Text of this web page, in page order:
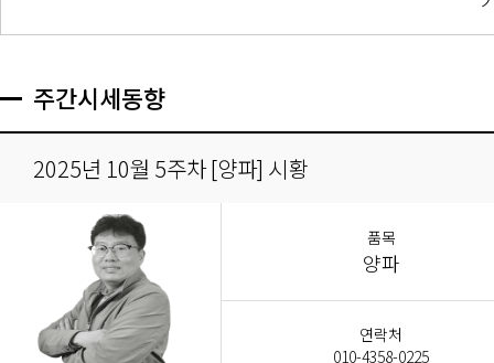
주간시세동향
2025년 10월 5주차 [양파] 시황
품목
양파
연락처
010-4358-0225